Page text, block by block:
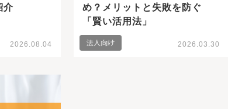
介
2026.08.04
め？メリットと失敗を防ぐ
「賢い活用法」
2026.03.30